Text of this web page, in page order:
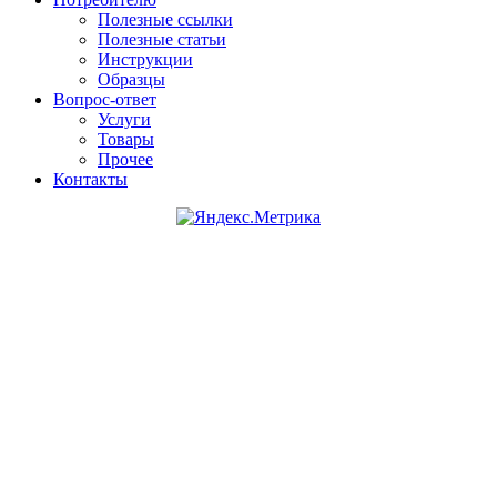
Полезные ссылки
Полезные статьи
Инструкции
Образцы
Вопрос-ответ
Услуги
Товары
Прочее
Контакты